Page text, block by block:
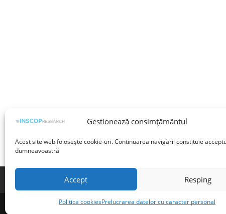
Gestionează consimțământul
Acest site web folosește cookie-uri. Continuarea navigării constituie
dumneavoastră
Accept Resping
Politica cookiesPrelucrarea datelor cu caracter personal
Termeni și condiții Prelucrarea datelor cu
©INSCOP Research